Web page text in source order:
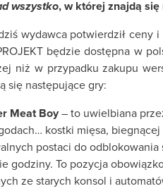
wszystko, w której znajdą się
wydawca potwierdził ceny
będzie dostępna w
niż w przypadku zakupu
się następujące gry:
Meat Boy – to uwielbiana
kostki mięsa,
postaci do odblokowania
godziny. To pozycja
ze starych konsol i